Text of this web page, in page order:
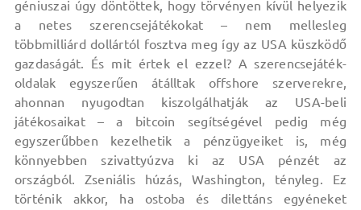
géniuszai úgy döntöttek, hogy törvényen kívül helyezik
a netes szerencsejátékokat – nem mellesleg
többmilliárd dollártól fosztva meg így az USA küszködő
gazdaságát. És mit értek el ezzel? A szerencsejáték-
oldalak egyszerűen átálltak offshore szerverekre,
ahonnan nyugodtan kiszolgálhatják az USA-beli
játékosaikat – a bitcoin segítségével pedig még
egyszerűbben kezelhetik a pénzügyeiket is, még
könnyebben szivattyúzva ki az USA pénzét az
országból. Zseniális húzás, Washington, tényleg. Ez
történik akkor, ha ostoba és dilettáns egyéneket